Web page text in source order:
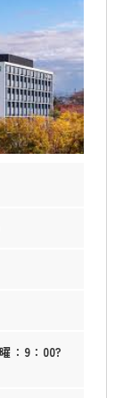
：9：00?